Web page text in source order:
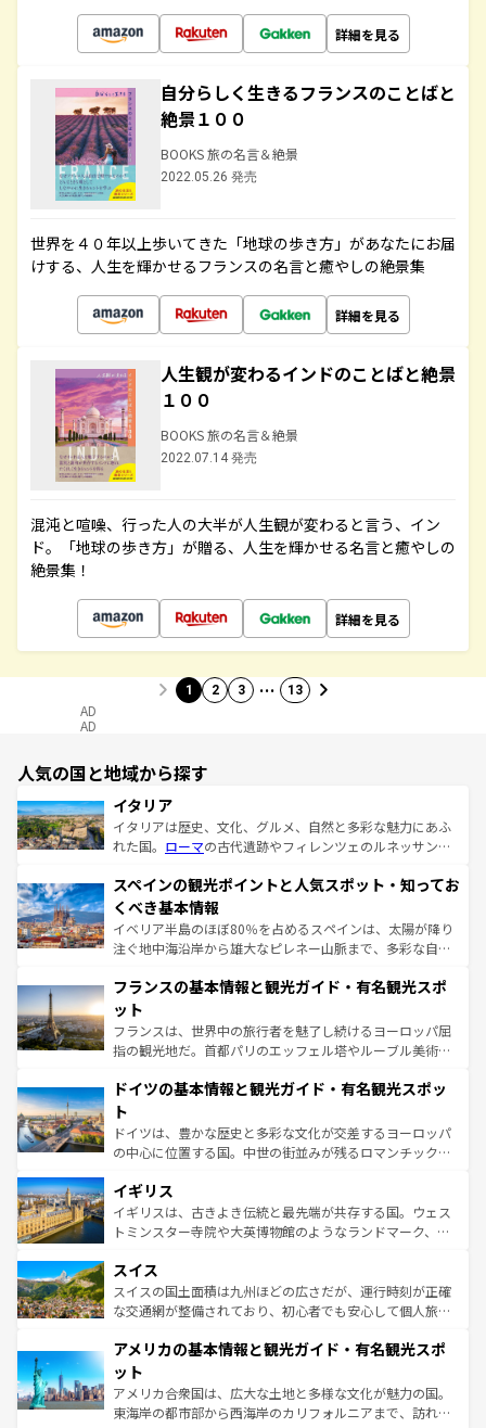
詳細を見る
自分らしく生きるフランスのことばと
絶景１００
BOOKS 旅の名言＆絶景
2022.05.26 発売
世界を４０年以上歩いてきた「地球の歩き方」があなたにお届
けする、人生を輝かせるフランスの名言と癒やしの絶景集
詳細を見る
人生観が変わるインドのことばと絶景
１００
BOOKS 旅の名言＆絶景
2022.07.14 発売
混沌と喧噪、行った人の大半が人生観が変わると言う、イン
ド。「地球の歩き方」が贈る、人生を輝かせる名言と癒やしの
絶景集！
詳細を見る
1 2 3 … 13
AD
AD
人気の国と地域から探す
イタリア
イタリアは歴史、文化、グルメ、自然と多彩な魅力にあふ
れた国。 ローマの古代遺跡やフィレンツェのルネッサンス
ろん、トスカーナの美しい田園風景やアマルフィ海岸の絶
景など、自然景観も見逃せない。観光の合間には、本場の
ピザやパスタなど、絶品のイタリア料理を堪能することも
できる。朝目覚めてから夜眠るまで、すべての瞬間を楽し
なお、新着のイタリア情報はコンテンツ一覧を参照してほ
しい。
スペインの観光ポイントと人気スポット・知ってお
くべき基本情報
イベリア半島のほぼ80％を占めるスペインは、太陽が降り
注ぐ地中海沿岸から雄大なピレネー山脈まで、多彩な自然
文化が根付くこの国では、情熱的なフラメンコ、熱気あふ
れる闘牛、そして美味しいタパスが生活の一部となってい
る。首都マドリードの洗練された雰囲気や、バルセロナの
アートに溢れた街角から、地方では古代ローマ遺跡や中世
せる。地方によって風土や気候が異なるスペインはその個
ンテンツ一覧 を参照してほしい。
フランスの基本情報と観光ガイド・有名観光スポ
ット
フランスは、世界中の旅行者を魅了し続けるヨーロッパ屈
指の観光地だ。首都パリのエッフェル塔やルーブル美術館
で、幅広い魅力が詰まっている。華麗な宮殿、歴史的な大
聖堂、美しいビーチ、そして豊かな自然が、訪れる者を心
から魅了する。また、フランスは美食の国としても知ら
れ、フランス料理はユネスコ無形文化遺産にも登録されて
香り高いラベンダー畑など、多彩な楽しみ方が可能だ。さ
らに、パリ以外の地域にも魅力が溢れており、どの街角に
も豊かな歴史と文化が息づいている。パリ以外の個性あふ
を参照してほしい。
ドイツの基本情報と観光ガイド・有名観光スポッ
ト
ドイツは、豊かな歴史と多彩な文化が交差するヨーロッパ
の中心に位置する国。中世の街並みが残るロマンチック街
顔を持つこの国は、どこを歩いても飽きることがない。ベ
ルリンの文化的活気、バイエルン州のアルプスの絶景、そ
してライン川沿いのワイン畑といった風景は必見。ビール
は、お酒好きな人にはぜひ体験してほしい。 なお、新着の
ドイツ情報はコンテンツ一覧を参照してほしい。
イギリス
イギリスは、古きよき伝統と最先端が共存する国。ウェス
トミンスター寺院や大英博物館のようなランドマーク、歴
リアごとに異なる魅力がある。また、優雅なアフタヌーン
ティー、ビール好きにはたまらない英国パブ、サッカー観
戦など、本場だからこそできる体験も豊富。イギリスを旅
ンツ一覧を参照してほしい。
スイス
スイスの国土面積は九州ほどの広さだが、運行時刻が正確
な交通網が整備されており、初心者でも安心して個人旅行
の建物がそのまま残る町や、スイスならではのユニークな
博物館もあり、アルプス観光だけでなく町歩きも満喫する
ことができる。国民の所得が高いため物価も高いが、旅行
者向けの交通パス提供のサービスもあり、うまく活用すれ
アメリカの基本情報と観光ガイド・有名観光スポ
ット
アメリカ合衆国は、広大な土地と多様な文化が魅力の国。
東海岸の都市部から西海岸のカリフォルニアまで、訪れる